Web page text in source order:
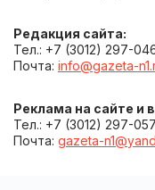
Редакция сайта:
Тел.: +7 (3012) 297-
Почта: info@gazeta-
Реклама на сайте и
Тел.: +7 (3012) 297-057
Почта: gazeta-